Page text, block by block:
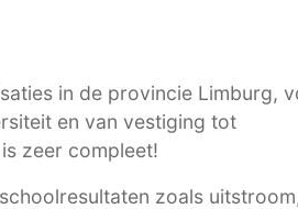
in de provincie Limburg,
en van vestiging tot
zeer compleet!
zoals